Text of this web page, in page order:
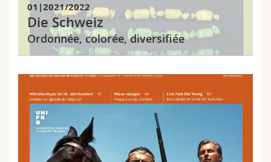
01|2021/2022
Die Schweiz
Ordonnée, colorée, diversifiée